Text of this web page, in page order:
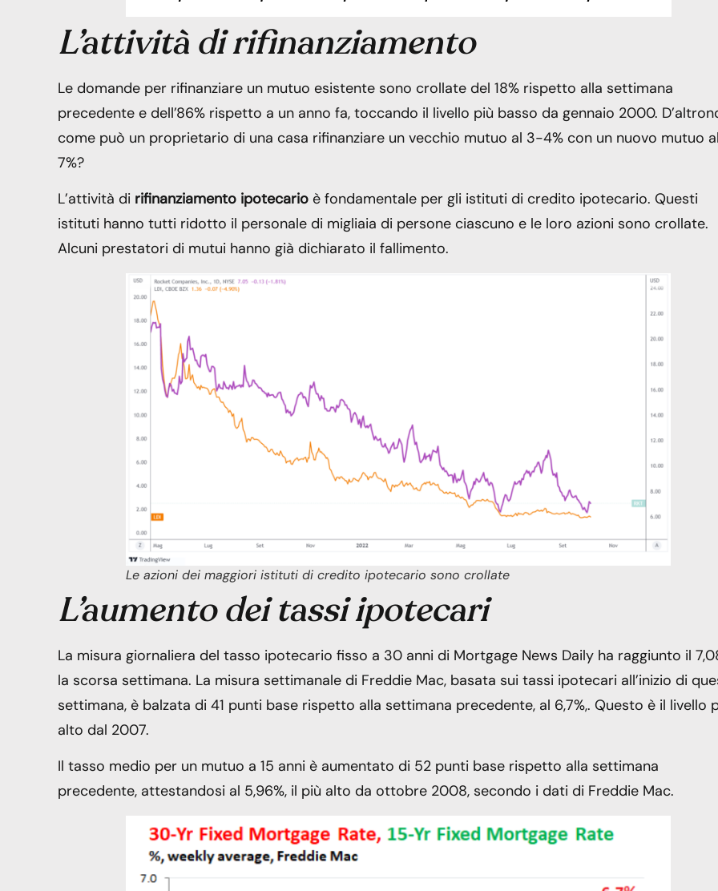
L’attività di rifinanziamento
Le domande per rifinanziare un mutuo esistente sono crollate del 18% rispetto alla settimana
precedente e dell’86% rispetto a un anno fa, toccando il livello più basso da gennaio 2000.
come può un proprietario di una casa rifinanziare un vecchio mutuo al 3-4% con un nuovo mutuo
7%?
L’attività di rifinanziamento ipotecario è fondamentale per gli istituti di credito ipotecario. Questi
istituti hanno tutti ridotto il personale di migliaia di persone ciascuno e le loro azioni sono crollate.
Alcuni prestatori di mutui hanno già dichiarato il fallimento.
Le azioni dei maggiori istituti di credito ipotecario sono crollate
L’aumento dei tassi ipotecari
La misura giornaliera del tasso ipotecario fisso a 30 anni di Mortgage News Daily ha raggiunto il
la scorsa settimana. La misura settimanale di Freddie Mac, basata sui tassi ipotecari all’inizio di
settimana, è balzata di 41 punti base rispetto alla settimana precedente, al 6,7%,. Questo è il livello
alto dal 2007.
Il tasso medio per un mutuo a 15 anni è aumentato di 52 punti base rispetto alla settimana
precedente, attestandosi al 5,96%, il più alto da ottobre 2008, secondo i dati di Freddie Mac.